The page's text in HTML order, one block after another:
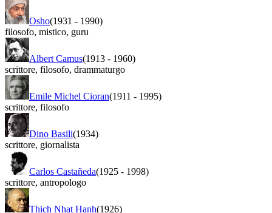
Osho(1931 - 1990)
filosofo, mistico, guru
Albert Camus(1913 - 1960)
scrittore, filosofo, drammaturgo
Emile Michel Cioran(1911 - 1995)
scrittore, filosofo
Dino Basili(1934)
scrittore, giornalista
Carlos Castañeda(1925 - 1998)
scrittore, antropologo
Thich Nhat Hanh(1926)